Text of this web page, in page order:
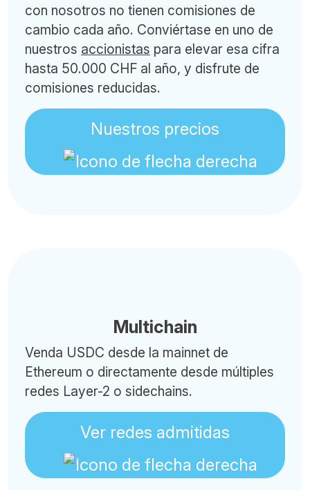
con nosotros no tienen comisiones de
cambio cada año. Conviértase en uno de
nuestros accionistas para elevar esa cifra
hasta 50.000 CHF al año, y disfrute de
comisiones reducidas.
Nuestros precios
Multichain
Venda USDC desde la mainnet de
Ethereum o directamente desde múltiples
redes Layer-2 o sidechains.
Ver redes admitidas